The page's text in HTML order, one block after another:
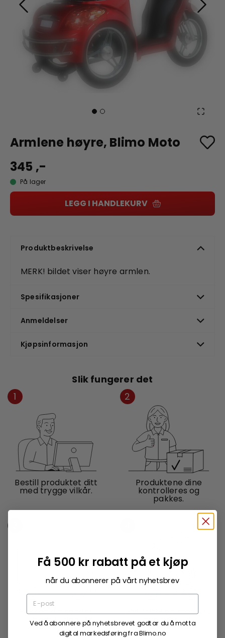
Armlene høyre, Blimo Moto
345 ,-
På lager
LEGG I HANDLEKURV
Produktbeskrivelse
MERK! bildet viser høyre armlen.
Spesifikasjoner
Anmeldelser
Kjøpsinformasjon
Slik fungerer det
1
Bestill produktet ditt
med trygge vilkår.
2
Produktene dine
kontrolleres og
pakkes.
Pakken din sendes
hjem til deg.
Nyt friheten med ditt
nye produkt.
Få 500 kr rabatt på et kjøp
når du abonnerer på vårt nyhetsbrev
Ved å abonnere på nyhetsbrevet godtar du å motta
digital markedsføring fra Blimo.no